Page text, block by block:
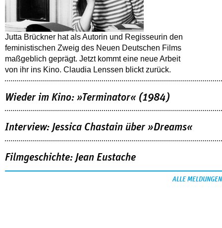
Jutta Brückner hat als Autorin und Regisseurin den
feministischen Zweig des Neuen Deutschen Films
maßgeblich geprägt. Jetzt kommt eine neue Arbeit
von ihr ins Kino. Claudia Lenssen blickt zurück.
Wieder im Kino: »Terminator« (1984)
Interview: Jessica Chastain über »Dreams«
Filmgeschichte: Jean Eustache
ALLE MELDUNGEN